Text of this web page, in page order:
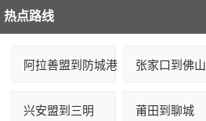
热点路线
阿拉善盟到防城港 张家口到佛山
兴安盟到三明 莆田到聊城